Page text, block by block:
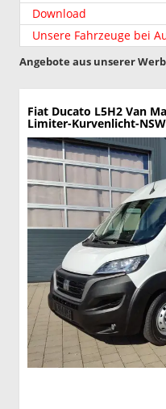
Download
Unsere Fahrzeuge bei
Angebote aus unserer
Fiat Ducato L5H2 Van
Limiter-Kurvenlicht-